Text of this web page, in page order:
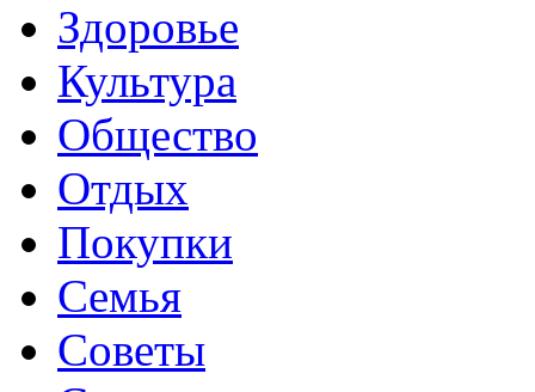
Здоровье
Культура
Общество
Отдых
Покупки
Семья
Советы